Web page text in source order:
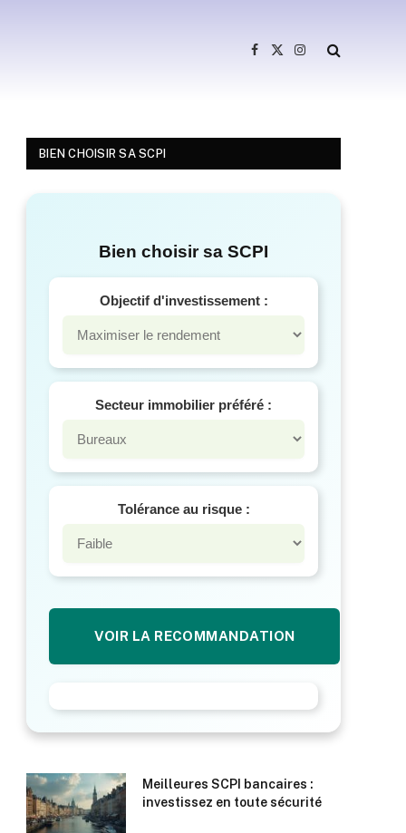
Facebook
X
Instagram
BIEN CHOISIR SA SCPI
Bien choisir sa SCPI
Objectif d'investissement :
Secteur immobilier préféré :
Tolérance au risque :
VOIR LA RECOMMANDATION
Meilleures SCPI bancaires :
investissez en toute sécurité